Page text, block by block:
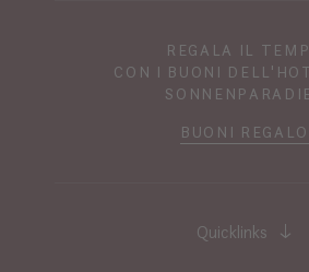
REGALA IL
CON I BUONI
BUONI REGALO
Quicklinks